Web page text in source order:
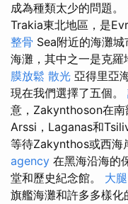
成為種類太少的問題。
Trakia東北地區，是
整骨 Sea附近的海灘
海灘，其中之一是克羅
膜放鬆 散光 亞得里亞
現在我們選擇了五個。
意，Zakynthoson在南
Arssi，Laganas和
等待Zakynthos或西海
agency 在黑海沿海的
堂和歷史紀念館。 大
旗艦海灘和許多多樣